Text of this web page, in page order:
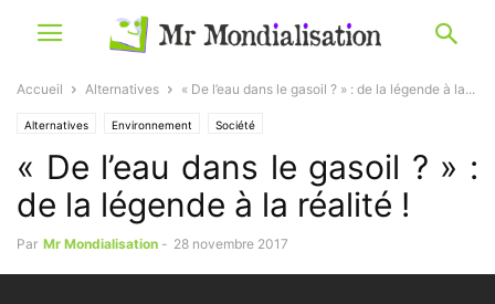
Accueil Alternatives « De l’eau dans le gasoil ? » : de la légende à la...
Alternatives Environnement Société
« De l’eau dans le gasoil ? » :
de la légende à la réalité !
Par Mr Mondialisation - 28 novembre 2017